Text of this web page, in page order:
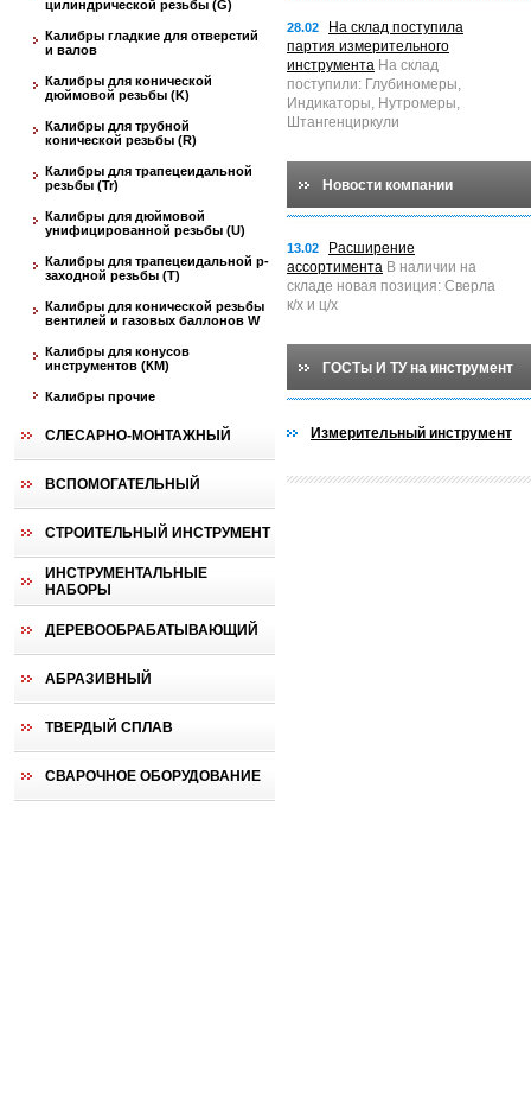
цилиндрической резьбы (G)
Калибры гладкие для отверстий
и валов
Калибры для конической
дюймовой резьбы (K)
Калибры для трубной
конической резьбы (R)
Калибры для трапецеидальной
резьбы (Tr)
Калибры для дюймовой
унифицированной резьбы (U)
Калибры для трапецеидальной p-
заходной резьбы (T)
Калибры для конической резьбы
вентилей и газовых баллонов W
Калибры для конусов
инструментов (КМ)
Калибры прочие
СЛЕСАРНО-МОНТАЖНЫЙ
ВСПОМОГАТЕЛЬНЫЙ
СТРОИТЕЛЬНЫЙ ИНСТРУМЕНТ
ИНСТРУМЕНТАЛЬНЫЕ
НАБОРЫ
ДЕРЕВООБРАБАТЫВАЮЩИЙ
АБРАЗИВНЫЙ
ТВЕРДЫЙ СПЛАВ
СВАРОЧНОЕ ОБОРУДОВАНИЕ
28.02
На склад поступила
партия измерительного
инструмента На склад
поступили: Глубиномеры,
Индикаторы, Нутромеры,
Штангенциркули
Новости компании
13.02
Расширение
ассортимента В наличии на
складе новая позиция: Сверла
к/х и ц/х
ГОСТы И ТУ на инструмент
Измерительный инструмент